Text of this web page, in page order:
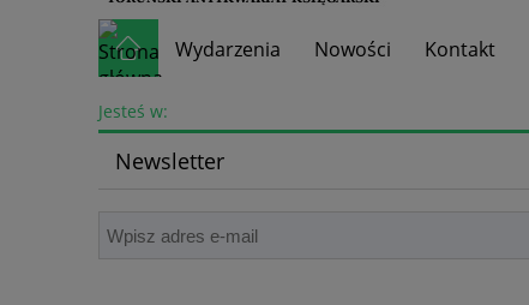
Wydarzenia Nowości Kontakt
Skup książek
Jesteś w:
Newsletter